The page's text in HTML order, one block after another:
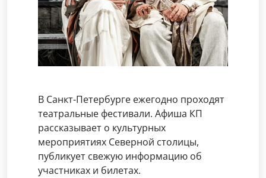
В Санкт-Петербурге ежегодно проходят
театральные фестивали. Афиша КП
рассказывает о культурных
мероприятиях Северной столицы,
публикует свежую информацию об
участниках и билетах.